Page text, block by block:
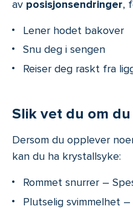
av posisjonsendringer,
Lener hodet bakover
Snu deg i sengen
Reiser deg raskt fra
Slik vet du om
Dersom du opplever
kan du ha krystallsyke:
Rommet snurrer –
Plutselig svimmelhet